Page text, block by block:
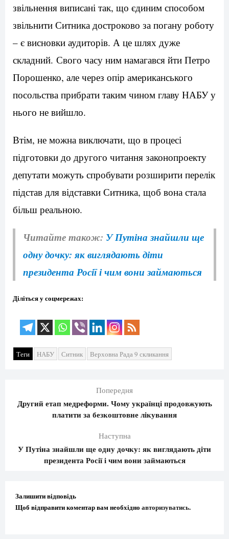
звільнення виписані так, що єдиним способом
звільнити Ситника достроково за погану роботу
– є висновки аудиторів. А це шлях дуже
складний. Свого часу ним намагався йти Петро
Порошенко, але через опір американського
посольства прибрати таким чином главу НАБУ у
нього не вийшло.
Втім, не можна виключати, що в процесі
підготовки до другого читання законопроекту
депутати можуть спробувати розширити перелік
підстав для відставки Ситника, щоб вона стала
більш реальною.
Читайте також: У Путіна знайшли ще
одну дочку: як виглядають діти
президента Росії і чим вони займаються
Діліться у соцмережах:
Теги НАБУ Ситник Верховна Рада 9 скликання
Попередня
Другий етап медреформи. Чому українці продовжують
платити за безкоштовне лікування
Наступна
У Путіна знайшли ще одну дочку: як виглядають діти
президента Росії і чим вони займаються
Залишити відповідь
Щоб відправити коментар вам необхідно авторизуватись.